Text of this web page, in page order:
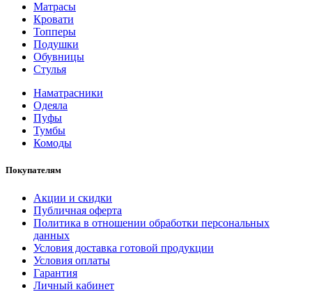
Матрасы
Кровати
Топперы
Подушки
Обувницы
Стулья
Наматрасники
Одеяла
Пуфы
Тумбы
Комоды
Покупателям
Акции и скидки
Публичная оферта
Политика в отношении обработки персональных
данных
Условия доставка готовой продукции
Условия оплаты
Гарантия
Личный кабинет